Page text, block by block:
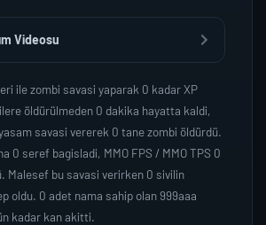
Videosu
ile zombi savasi yaparak 0 kadar XP
öldürülmeden 0 dakika hayatta kaldi,
savasi vererek 0 tane zombi öldürdü.
0 seref bagisladi, MMO FPS / MMO TPS 0
Malesef bu savasi verirken 0 sivilin
oldu. 0 adet nama sahip olan 999aaa
kadar kan akitti.